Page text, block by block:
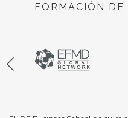
FORMACIÓN